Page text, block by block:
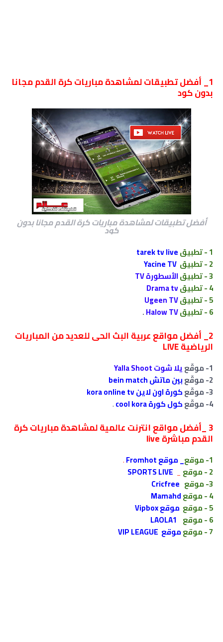
1_ أفضل تطبيقات لمشاهدة مباريات كرة القدم مجانا
بدون كود
أفضل تطبيقات لمشاهدة مباريات كرة القدم مجانا بدون
كود
1 - تطبيق
tarek tv live
2 - تطبيق
Yacine TV
3 - تطبيق
الأسطورة TV
4 - تطبيق
Drama tv
5 - تطبيق
Ugeen TV
6 - تطبيق
Halow TV
.
2_ أفضل مواقع عربية البث الحى للعديد من المباريات
الرياضية LIVE
1- موقّع
يلا شوت Yalla Shoot
2- موقّع
بين ماتش bein match
3- موقّع
كورة اون لاين kora online tv
4- موقّع
كول كورة cool kora .
3_أفضل مواقع انترنت عالمية لمشاهدة مباريات كرة
القدم مباشرة live
1- موقع_ ﻣﻮﻗﻊ Fromhot
.
2 - موقع
_
3- موقع
4- ﻣﻮﻗﻊMamahd
5
-موقع ﻣﻮﻗﻊ Vipbox
6
-موقع LAOLA1
7
-موقعموقع VIP LEAGUE